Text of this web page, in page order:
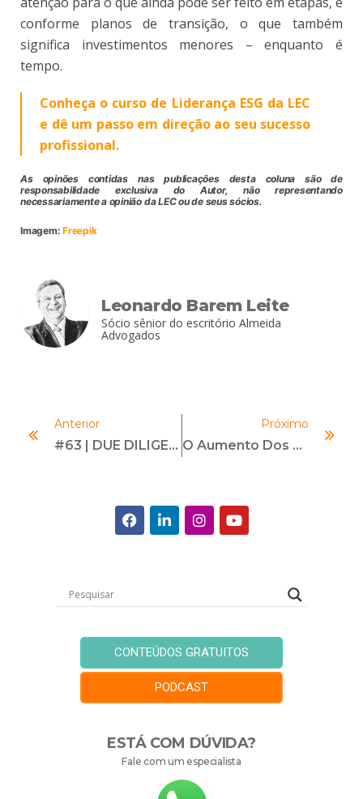
conforme planos de transição, o que também
significa investimentos menores – enquanto é
tempo.
Conheça o curso de Liderança ESG da LEC
e dê um passo em direção ao seu sucesso
profissional.
As opinões contidas nas publicações desta coluna são de
responsabilidade exclusiva do Autor, não representando
necessariamente a opinião da LEC ou de seus sócios.
Imagem:Freepik
Leonardo Barem Leite
Sócio sênior do escritório Almeida
Advogados
Anterior
#63 | DUE DILIGENCE DE ESG | Com Thiago Barbosa
Próximo
O Aumento Dos Casos De Estelionato E Medidas A Serem Adotadas Por Suas Vítimas
CONTEÚDOS GRATUITOS
PODCAST
ESTÁ COM DÚVIDA?
Fale com um especialista